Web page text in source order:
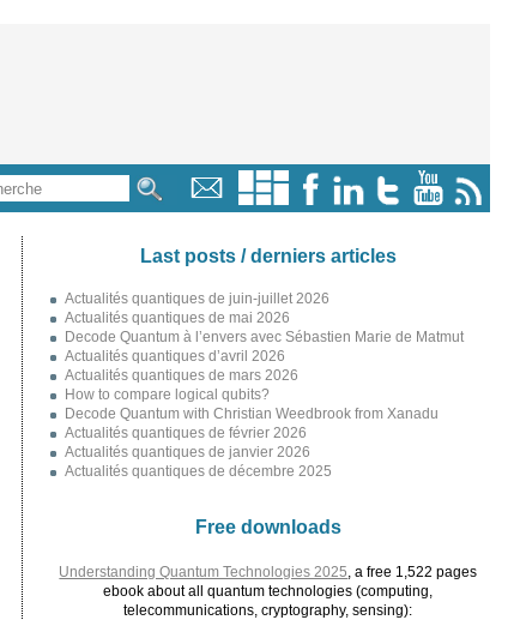
Last posts / derniers articles
Actualités quantiques de juin-juillet 2026
Actualités quantiques de mai 2026
Decode Quantum à l’envers avec Sébastien Marie de Matmut
Actualités quantiques d’avril 2026
Actualités quantiques de mars 2026
How to compare logical qubits?
Decode Quantum with Christian Weedbrook from Xanadu
Actualités quantiques de février 2026
Actualités quantiques de janvier 2026
Actualités quantiques de décembre 2025
Free downloads
Understanding Quantum Technologies 2025 , a free 1,522 pages
ebook about all quantum technologies (computing,
telecommunications, cryptography, sensing):